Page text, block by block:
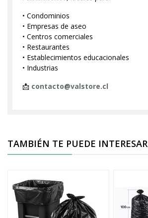
• Condominios
• Empresas de aseo
• Centros comerciales
• Restaurantes
• Establecimientos educacionales
• Industrias
📩 contacto@valstore.cl
TAMBIÉN TE PUEDE INTERESAR